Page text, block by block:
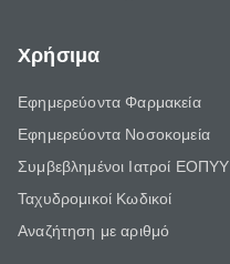
Χρήσιμα
Εφημερεύοντα Φαρμακεία
Εφημερεύοντα Νοσοκομεία
Συμβεβλημένοι Ιατροί ΕΟΠΥΥ
Ταχυδρομικοί Κωδικοί
Αναζήτηση με αριθμό